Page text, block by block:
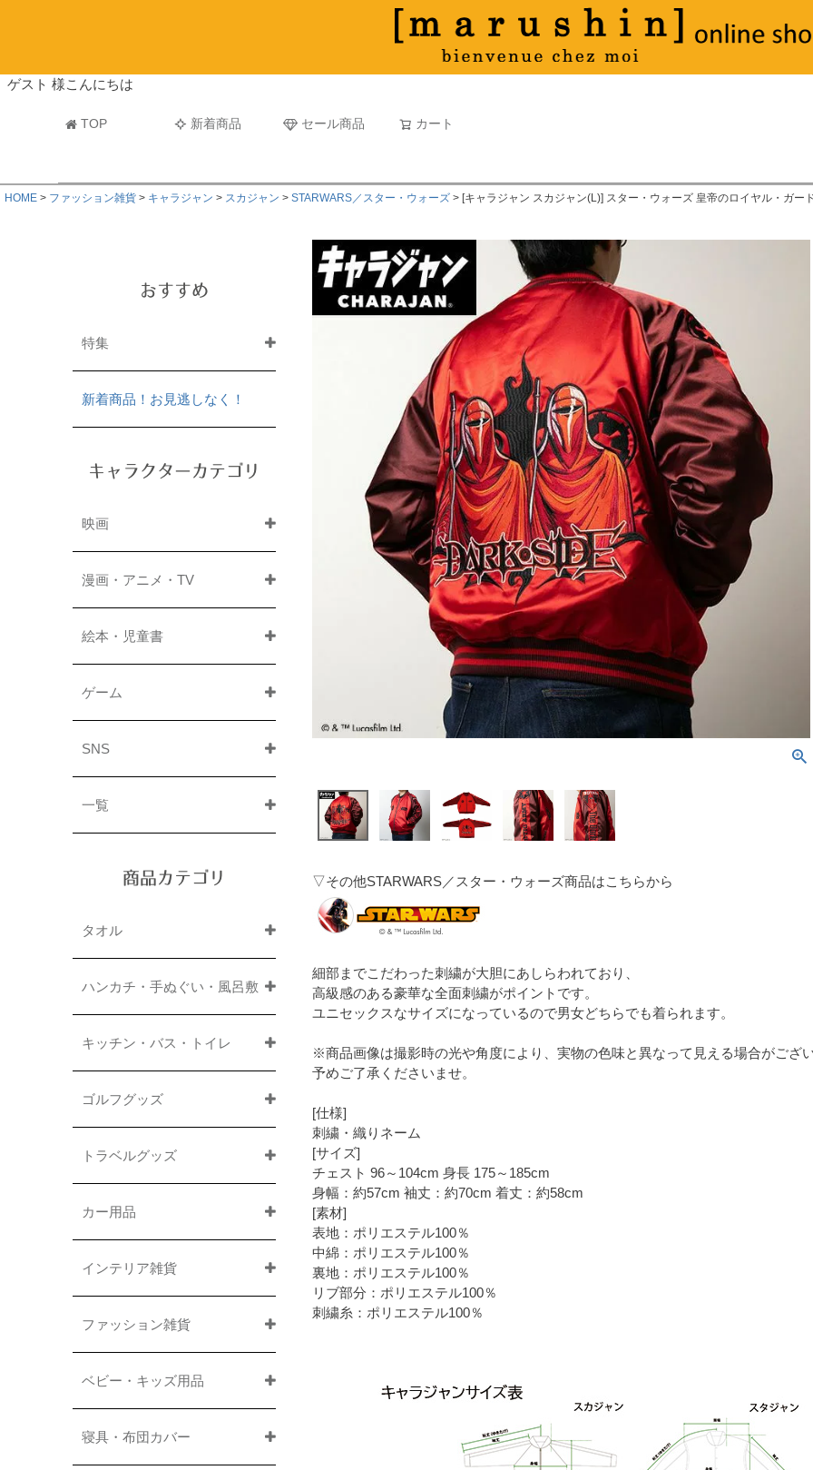
ゲスト 様こんにちは
TOP 新着商品 セール商品 カート
マフラータオル
並び順
新着順
古い順
価格が
HOME ファッション雑貨 キャラジャン スカジャン STARWARS／スター・ウォーズ [キャラジャン スカジャン(L)] スター・ウォーズ 皇帝のロイヤル・ガー
おすすめ
特集
新着商品！お見逃しなく！
キャラクターカテゴリ
映画
漫画・アニメ・TV
絵本・児童書
ゲーム
SNS
一覧
商品カテゴリ
タオル
ハンカチ・手ぬぐい・風呂敷
キッチン・バス・トイレ
ゴルフグッズ
トラベルグッズ
カー用品
インテリア雑貨
ファッション雑貨
ベビー・キッズ用品
寝具・布団カバー
▽その他STARWARS／スター・ウォーズ商品はこちらから
細部までこだわった刺繍が大胆にあしらわれており、
高級感のある豪華な全面刺繍がポイントです。
ユニセックスなサイズになっているので男女どちらでも着られます。
※商品画像は撮影時の光や角度により、実物の色味と異なって見える場合がござ
予めご了承くださいませ。
[仕様]
刺繍・織りネーム
[サイズ]
チェスト 96～104cm 身長 175～185cm
身幅：約57cm 袖丈：約70cm 着丈：約58cm
[素材]
表地：ポリエステル100％
中綿：ポリエステル100％
裏地：ポリエステル100％
リブ部分：ポリエステル100％
刺繍糸：ポリエステル100％